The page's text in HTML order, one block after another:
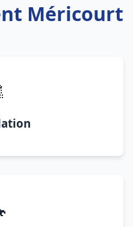
Méricourt